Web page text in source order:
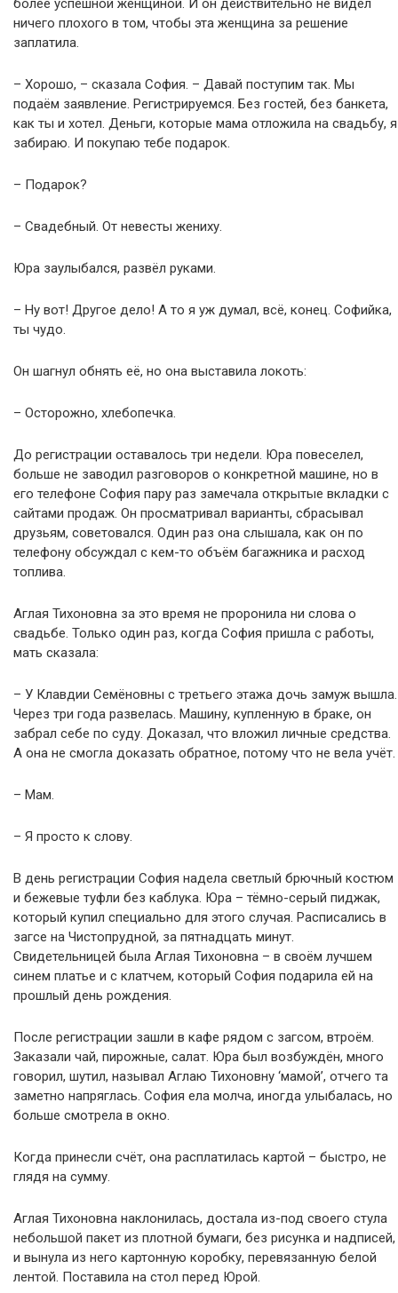
более успешной женщиной. И он действительно не видел
ничего плохого в том, чтобы эта женщина за решение
заплатила.
– Хорошо, – сказала София. – Давай поступим так. Мы
подаём заявление. Регистрируемся. Без гостей, без банкета,
как ты и хотел. Деньги, которые мама отложила на свадьбу, я
забираю. И покупаю тебе подарок.
– Подарок?
– Свадебный. От невесты жениху.
Юра заулыбался, развёл руками.
– Ну вот! Другое дело! А то я уж думал, всё, конец. Софийка,
ты чудо.
Он шагнул обнять её, но она выставила локоть:
– Осторожно, хлебопечка.
До регистрации оставалось три недели. Юра повеселел,
больше не заводил разговоров о конкретной машине, но в
его телефоне София пару раз замечала открытые вкладки с
сайтами продаж. Он просматривал варианты, сбрасывал
друзьям, советовался. Один раз она слышала, как он по
телефону обсуждал с кем-то объём багажника и расход
топлива.
Аглая Тихоновна за это время не проронила ни слова о
свадьбе. Только один раз, когда София пришла с работы,
мать сказала:
– У Клавдии Семёновны с третьего этажа дочь замуж вышла.
Через три года развелась. Машину, купленную в браке, он
забрал себе по суду. Доказал, что вложил личные средства.
А она не смогла доказать обратное, потому что не вела учёт.
– Мам.
– Я просто к слову.
В день регистрации София надела светлый брючный костюм
и бежевые туфли без каблука. Юра – тёмно-серый пиджак,
который купил специально для этого случая. Расписались в
загсе на Чистопрудной, за пятнадцать минут.
Свидетельницей была Аглая Тихоновна – в своём лучшем
синем платье и с клатчем, который София подарила ей на
прошлый день рождения.
После регистрации зашли в кафе рядом с загсом, втроём.
Заказали чай, пирожные, салат. Юра был возбуждён, много
говорил, шутил, называл Аглаю Тихоновну ‘мамой’, отчего та
заметно напряглась. София ела молча, иногда улыбалась, но
больше смотрела в окно.
Когда принесли счёт, она расплатилась картой – быстро, не
глядя на сумму.
Аглая Тихоновна наклонилась, достала из-под своего стула
небольшой пакет из плотной бумаги, без рисунка и надписей,
и вынула из него картонную коробку, перевязанную белой
лентой. Поставила на стол перед Юрой.